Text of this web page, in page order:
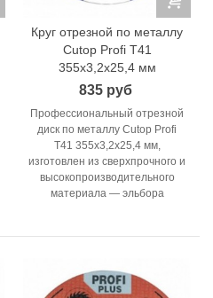
Круг отрезной по металлу
Cutop Profi T41
355x3,2x25,4 мм
835 руб
Профессиональный отрезной
диск по металлу Cutop Profi
T41 355x3,2x25,4 мм,
изготовлен из сверхпрочного и
высокопроизводительного
материала — эльбора